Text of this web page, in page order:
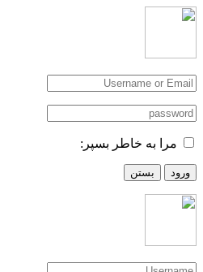
مرا به خاطر بسپر:
ورود بستن